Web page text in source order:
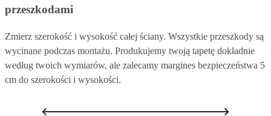
przeszkodami
Zmierz szerokość i wysokość całej ściany. Wszystkie przeszkody są
wycinane podczas montażu. Produkujemy twoją tapetę dokładnie
według twoich wymiarów, ale zalecamy margines bezpieczeństwa 5
cm do szerokości i wysokości.